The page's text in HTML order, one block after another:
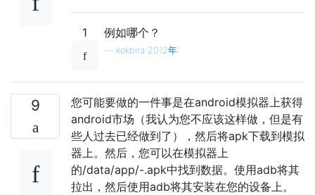
1 例如哪个？
kokbira 2012年
9
您可能要做的一件事是在android模拟器上获得
android市场（我认为您不应该这样做，但是有
些人过去已经做到了），然后将apk下载到模拟
器上。然后，您可以在模拟器上
的/data/app/-.apk中找到数据。使用adb将其
拉出，然后使用adb将其安装在您的设备上。